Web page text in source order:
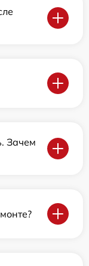
Зачем